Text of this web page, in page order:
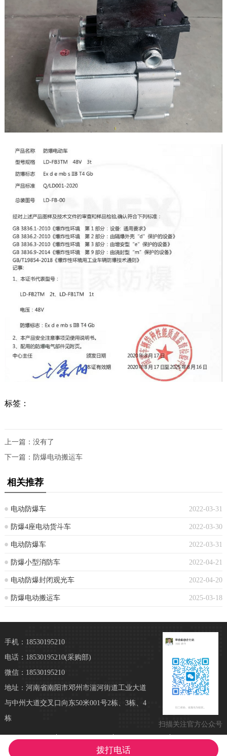
标签：
上一篇：没有了
下一篇： 防爆电动搬运车
相关推荐
2022-03-31
电动防爆车
2022-03-30
防爆4座电动货斗车
2022-03-31
电动防爆车
2022-04-21
防爆小型消防车
2022-04-20
电动防爆封闭观光车
2025-03-18
防爆电动搬运车
扫描关注官方公众号
手机：18530195210
电话：18530195210(采购部)
微信：18530195210
地址：河南省南阳市邓州市湍河街道工业大道
与中州大道交叉口向东50米001号2栋、3栋、4
栋
拨打电话